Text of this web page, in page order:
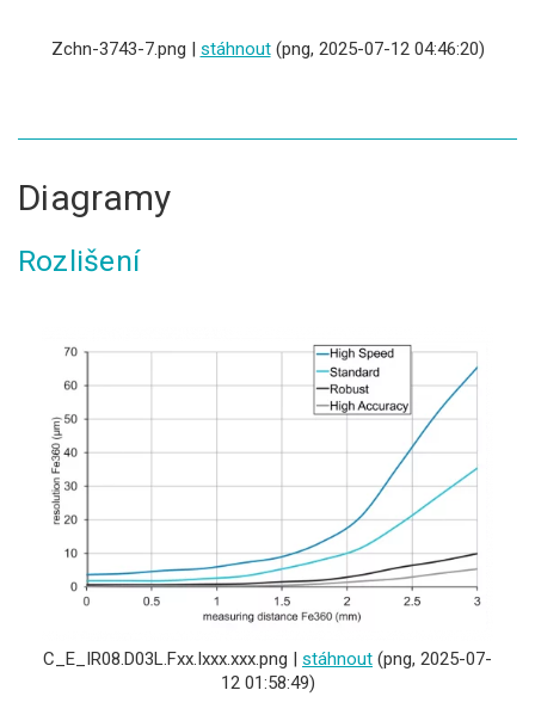
Zchn-3743-7.png | stáhnout(png, 2025-07-12 04:46:20)
Diagramy
Rozlišení
C_E_IR08.D03L.Fxx.Ixxx.xxx.png | stáhnout (png, 2025-07-
12 01:58:49)